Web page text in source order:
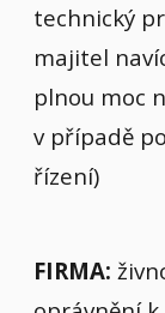
technický
majitel
plnou moc
v případě
řízení)
FIRMA: